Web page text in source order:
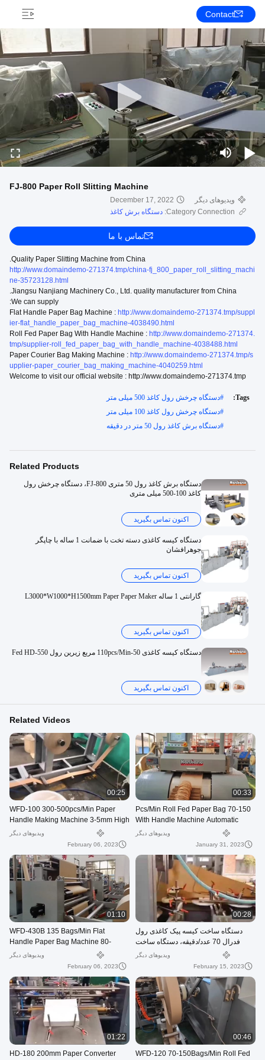
Contact
FJ-800 Paper Roll Slitting Machine
ویدیوهای دیگر
December 17, 2022
Category Connection: دستگاه برش کاغذ
تماس با ما
Quality Paper Slitting Machine from China.
http://www.domaindemo-271374.tmp/china-fj_800_paper_roll_slitting_machi
ne-35723128.html
Jiangsu Nanjiang Machinery Co., Ltd. quality manufacturer from China.
We can supply:
Flat Handle Paper Bag Machine : http://www.domaindemo-271374.tmp/suppl
ier-flat_handle_paper_bag_machine-4038490.html
Roll Fed Paper Bag With Handle Machine : http://www.domaindemo-271374.
tmp/supplier-roll_fed_paper_bag_with_handle_machine-4038488.html
Paper Courier Bag Making Machine : http://www.domaindemo-271374.tmp/s
upplier-paper_courier_bag_making_machine-4040259.html
Welcome to visit our official website : http://www.domaindemo-271374.tmp
Tags:
#دستگاه چرخش رول کاغذ 500 میلی متر
#دستگاه چرخش رول کاغذ 100 میلی متر
#دستگاه برش کاغذ رول 50 متر در دقیقه
Related Products
دستگاه برش کاغذ رول 50 متری FJ-800، دستگاه چرخش رول
کاغذ 100-500 میلی متری
اکنون تماس بگیرید
دستگاه کیسه کاغذی دسته تخت با ضمانت 1 ساله با چاپگر
جوهرافشان
اکنون تماس بگیرید
گارانتی 1 ساله L3000*W1000*H1500mm Paper Paper Maker
اکنون تماس بگیرید
دستگاه کیسه کاغذی 50-110pcs/Min مربع زیرین رول Fed HD-550
اکنون تماس بگیرید
Related Videos
00:33
70-150 Pcs/Min Roll Fed Paper Bag
With Handle Machine Automatic
WFD-330
ویدیوهای دیگر
January 31, 2023
00:25
WFD-100 300-500pcs/Min Paper
Handle Making Machine 3-5mm High
Speed
ویدیوهای دیگر
February 06, 2023
00:28
دستگاه ساخت کیسه پیک کاغذی رول
فدرال 70 عدد/دقیقه، دستگاه ساخت
ویدیوهای دیگر
February 15, 2023
01:10
WFD-430B 135 Bags/Min Flat
Handle Paper Bag Machine 80-
200mm Roll Fed Square Bottom
ویدیوهای دیگر
February 06, 2023
00:46
WFD-120 70-150Bags/Min Roll Fed
01:22
HD-180 200mm Paper Converter